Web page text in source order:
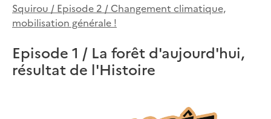
Squirou / Episode 2 / Changement climatique,
mobilisation générale !
Episode 1 / La forêt d'aujourd'hui,
résultat de l'Histoire